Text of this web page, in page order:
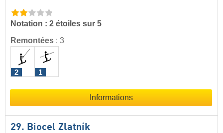
Notation : 2 étoiles sur 5
Remontées : 3
2 1
Informations
29. Biocel Zlatník